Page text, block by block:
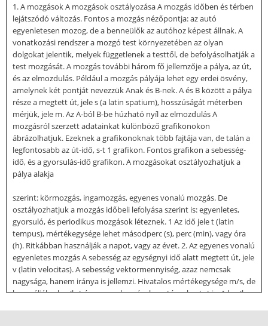
1. A mozgások A mozgások osztályozása A mozgás időben és térben
lejátszódó változás. Fontos a mozgás nézőpontja: az autó
egyenletesen mozog, de a benneülők az autóhoz képest állnak. A
vonatkozási rendszer a mozgó test környezetében az olyan
dolgokat jelentik, melyek függetlenek a testtől, de befolyásolhatják a
test mozgását. A mozgás további három fő jellemzője a pálya, az út,
és az elmozdulás. Például a mozgás pályája lehet egy erdei ösvény,
amelynek két pontját nevezzük Anak és B-nek. A és B között a pálya
része a megtett út, jele s (a latin spatium), hosszúságát méterben
mérjük, jele m. Az A-ból B-be húzható nyíl az elmozdulás A
mozgásról szerzett adatainkat különböző grafikonokon
ábrázolhatjuk. Ezeknek a grafikonoknak több fajtája van, de talán a
legfontosabb az út-idő, s-t 1 grafikon. Fontos grafikon a sebesség-
idő, és a gyorsulás-idő grafikon. A mozgásokat osztályozhatjuk a
pálya alakja
szerint: körmozgás, ingamozgás, egyenes vonalú mozgás. De
osztályozhatjuk a mozgás időbeli lefolyása szerint is: egyenletes,
gyorsuló, és periodikus mozgások léteznek. 1 Az idő jele t (latin
tempus), mértékegysége lehet másodperc (s), perc (min), vagy óra
(h). Ritkábban használják a napot, vagy az évet. 2. Az egyenes vonalú
egyenletes mozgás A sebesség az egységnyi idő alatt megtett út, jele
v (latin velocitas). A sebesség vektormennyiség, azaz nemcsak
nagysága, hanem iránya is jellemzi. Hivatalos mértékegysége m/s, de
használják a km/h-t és nagy sebességek esetén a km/s-t is. A km/h